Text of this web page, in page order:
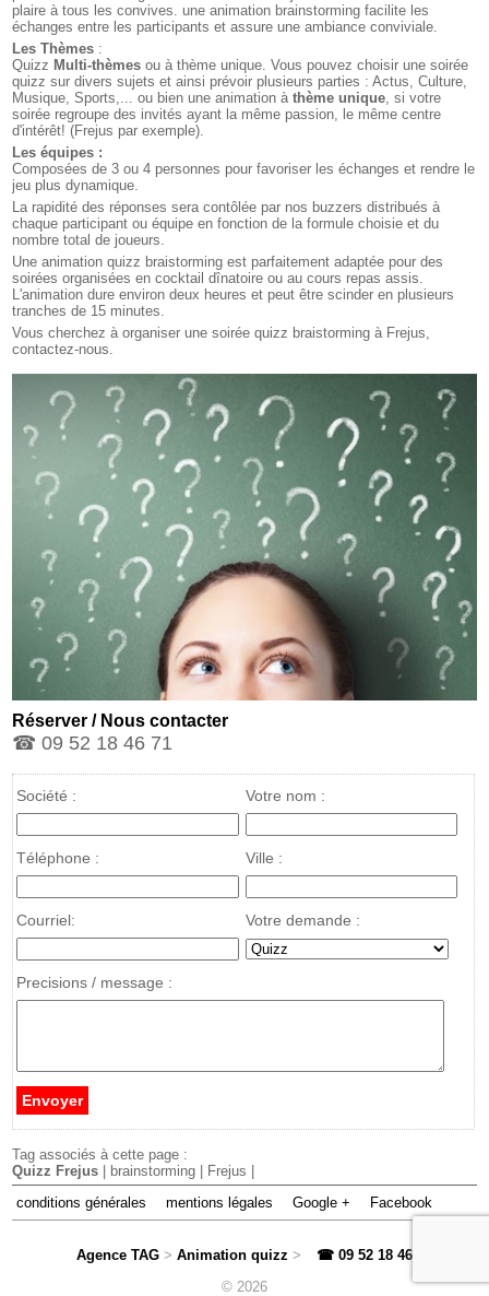
plaire à tous les convives. une animation brainstorming facilite les
échanges entre les participants et assure une ambiance conviviale.
Les Thèmes :
Quizz Multi-thèmes ou à thème unique. Vous pouvez choisir une soirée
quizz sur divers sujets et ainsi prévoir plusieurs parties : Actus, Culture,
Musique, Sports,... ou bien une animation àthème unique, si votre
soirée regroupe des invités ayant la même passion, le même centre
d'intérêt! (Frejus par exemple).
Les équipes :
Composées de 3 ou 4 personnes pour favoriser les échanges et rendre le
jeu plus dynamique.
La rapidité des réponses sera contôlée par nos buzzers distribués à
chaque participant ou équipe en fonction de la formule choisie et du
nombre total de joueurs.
Une animation quizz braistorming est parfaitement adaptée pour des
soirées organisées en cocktail dînatoire ou au cours repas assis.
L'animation dure environ deux heures et peut être scinder en plusieurs
tranches de 15 minutes.
Vous cherchez à organiser une soirée quizz braistorming à Frejus,
contactez-nous.
Réserver / Nous contacter
☎ 09 52 18 46 71
Société : Votre nom :
Téléphone : Ville :
Courriel: Votre demande :
Precisions / message :
Tag associés à cette page :
Quizz Frejus | brainstorming | Frejus |
conditions générales
mentions légales Google + Facebook
Agence TAG > Animation quizz > ☎ 09 52 18 46 71
© 2026